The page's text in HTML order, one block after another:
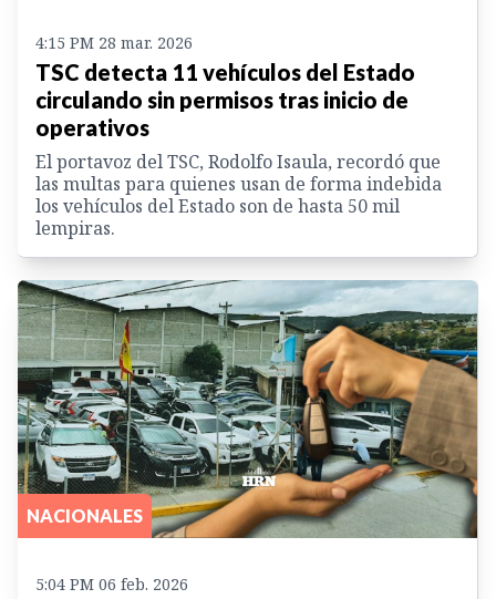
4:15 PM 28 mar. 2026
TSC detecta 11 vehículos del Estado
circulando sin permisos tras inicio de
operativos
El portavoz del TSC, Rodolfo Isaula, recordó que
las multas para quienes usan de forma indebida
los vehículos del Estado son de hasta 50 mil
lempiras.
NACIONALES
5:04 PM 06 feb. 2026